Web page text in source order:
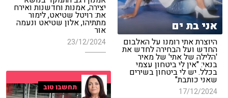
יצירה, אמנות וחדשנות ואירח
את: רויטל שטיאט, לימור
מתתיהו, אלון שטיאט ונעמה
אור
23/12/2024
אני בת ים
היוצרת אתי רומנו על האלבום
החדש ועל הבחירה לחדש את
'הלילה של אתי' של מאיר
בנאי: "אין לי ביטחון עצמי
בכלל. יש לי ביטחון בשירים
שאני כותבת"
17/12/2024 תחשבו טוב